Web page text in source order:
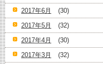
2017年6月
(30)
2017年5月
(32)
2017年4月
(30)
2017年3月
(32)